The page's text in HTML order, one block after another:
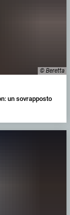
© Beretta
un sovrapposto